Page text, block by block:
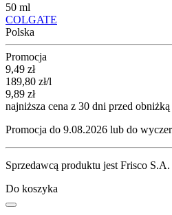
50 ml
COLGATE
Polska
Promocja
Cena promocyjna
9,49 zł
189,80 zł/l
9,89 zł
najniższa cena z 30 dni przed
Promocja do 9.08.2026 lub do
Sprzedawcą produktu jest Frisco S.A.
Do koszyka